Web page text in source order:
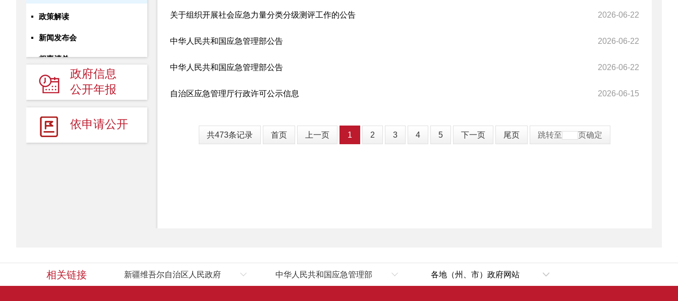
政策解读
新闻发布会
权责清单
人事信息
财政预／决算公开
建议提案
事故统计及调查处理 +
政府信息
公开年报
依申请公开
关于组织开展社会应急力量分类分级测评工作的公告 2026-06-22
中华人民共和国应急管理部公告 2026-06-22
中华人民共和国应急管理部公告 2026-06-22
自治区应急管理厅行政许可公示信息 2026-06-15
共473条记录 首页 上一页 1 2 3 4 5 下一页 尾页 跳转至 页确定
相关链接 新疆维吾尔自治区人民政府 中华人民共和国应急管理部 各地（州、市）政府网站